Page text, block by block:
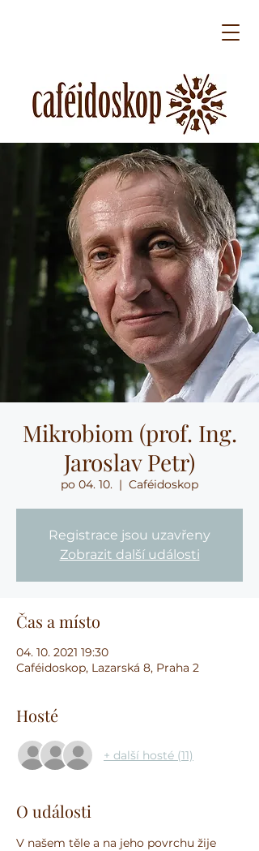
Mikrobiom (prof. Ing.
Jaroslav Petr)
po 04. 10.
  |
Caféidoskop
Registrace jsou uzavřeny
Zobrazit další události
Čas a místo
04. 10. 2021 19:30
Caféidoskop, Lazarská 8, Praha 2
Hosté
+ další hosté (11)
O události
V našem těle a na jeho povrchu žije